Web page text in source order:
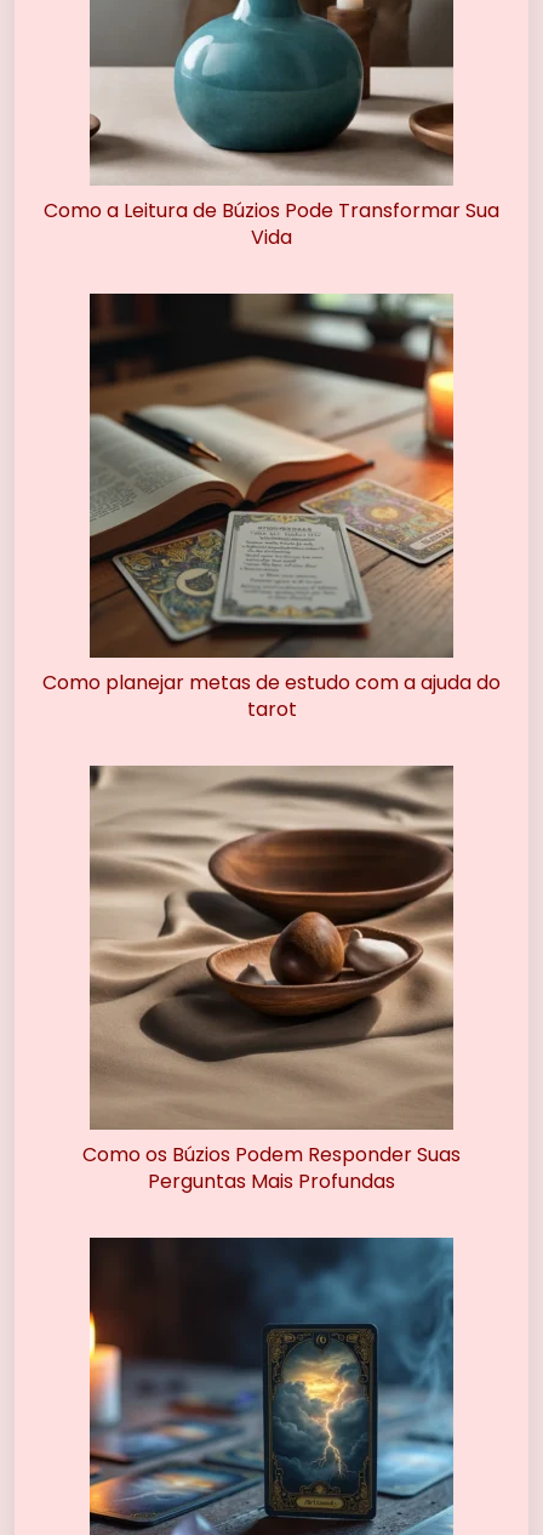
Como a Leitura de Búzios Pode Transformar Sua
Vida
Como planejar metas de estudo com a ajuda do
tarot
Como os Búzios Podem Responder Suas
Perguntas Mais Profundas